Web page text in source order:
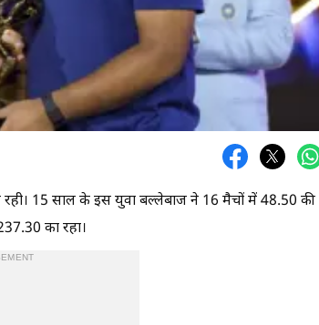
रही। 15 साल के इस युवा बल्लेबाज ने 16 मैचों में 48.50 की
का रहा।